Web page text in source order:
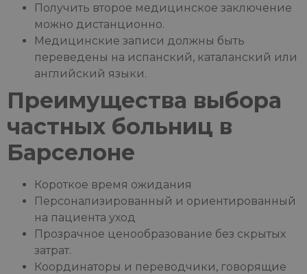
Получить второе медицинское заключение
можно дистанционно.
Медицинские записи должны быть
переведены на испанский, каталанский или
английский языки.
Преимущества выбора
частных больниц в
Барселоне
Короткое время ожидания
Персонализированный и ориентированный
на пациента уход
Прозрачное ценообразование без скрытых
затрат.
Координаторы и переводчики, говорящие